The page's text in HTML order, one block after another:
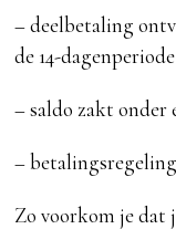
– deelbetaling
de 14-dagenperiode
– saldo zakt onder
–
Zo voorkom je